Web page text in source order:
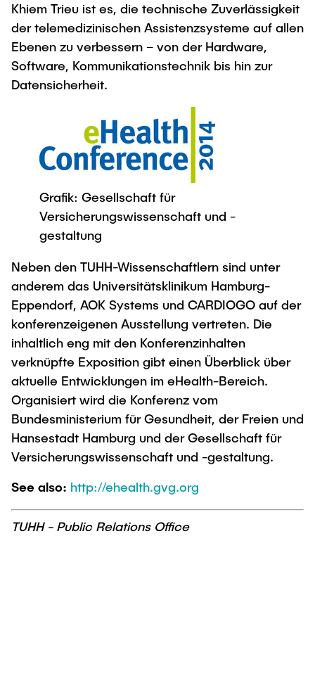
Khiem Trieu ist es, die technische Zuverlässigkeit
der telemedizinischen Assistenzsysteme auf allen
Ebenen zu verbessern – von der Hardware,
Software, Kommunikationstechnik bis hin zur
Datensicherheit.
Grafik: Gesellschaft für
Versicherungswissenschaft und -
gestaltung
Neben den TUHH-Wissenschaftlern sind unter
anderem das Universitätsklinikum Hamburg-
Eppendorf, AOK Systems und CARDIOGO auf der
konferenzeigenen Ausstellung vertreten. Die
inhaltlich eng mit den Konferenzinhalten
verknüpfte Exposition gibt einen Überblick über
aktuelle Entwicklungen im eHealth-Bereich.
Organisiert wird die Konferenz vom
Bundesministerium für Gesundheit, der Freien und
Hansestadt Hamburg und der Gesellschaft für
Versicherungswissenschaft und -gestaltung.
See also: http://ehealth.gvg.org
TUHH - Public Relations Office